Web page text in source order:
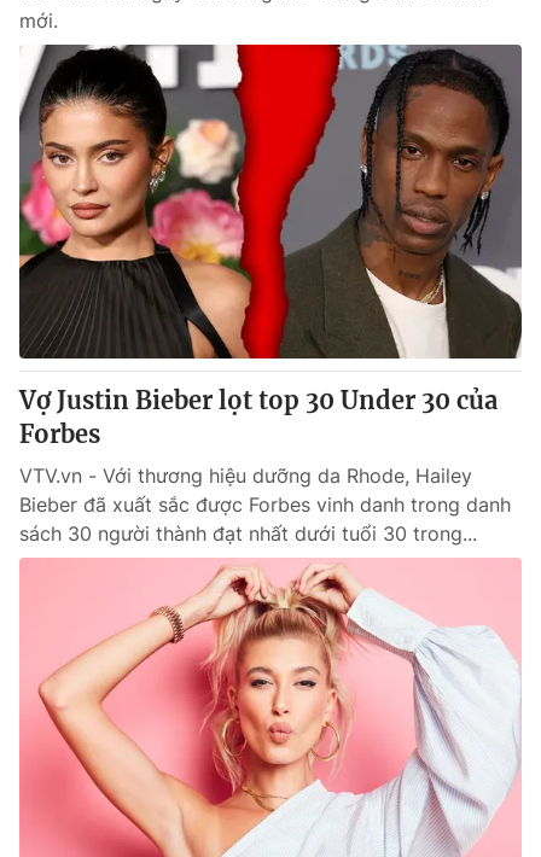
mới.
Vợ Justin Bieber lọt top 30 Under 30 của
Forbes
VTV.vn - Với thương hiệu dưỡng da Rhode, Hailey
Bieber đã xuất sắc được Forbes vinh danh trong danh
sách 30 người thành đạt nhất dưới tuổi 30 trong...